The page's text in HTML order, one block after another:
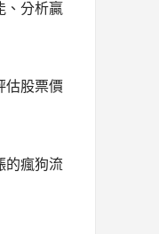
、分析贏
估股票價
的瘋狗流